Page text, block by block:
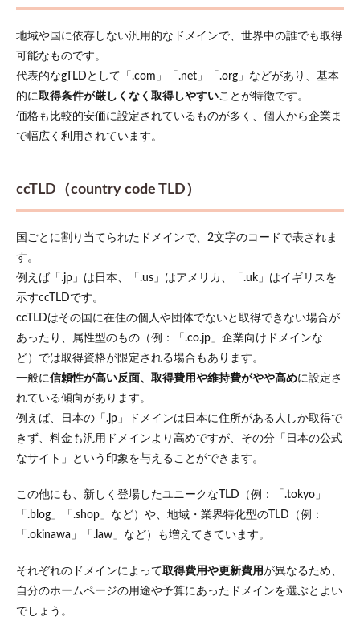
トで
契約
する
メリ
6
ロリ
ポッ
自ド
ンが
と無
料で
使え
7
ムー
ドメ
イン
連携
でさ
らに
便利
に
ムー
ムー
ドメ
い
て、
詳し
地域や国に依存しない汎用的なドメインで、世界中の誰でも取得
可能なものです。
代表的なgTLDとして「.com」「.net」「.org」などがあり、基本
的に取得条件が厳しくなく取得しやすいことが特徴です​。
価格も比較的安価に設定されているものが多く、個人から企業ま
で幅広く利用されています。
ccTLD（country code TLD ）
国ごとに割り当てられたドメインで、2文字のコードで表されま
す​。
例えば「.jp」は日本、「.us」はアメリカ、「.uk」はイギリスを
示すccTLDです。
ccTLDはその国に在住の個人や団体でないと取得できない場合が
あったり、属性型のもの（例：「.co.jp」企業向けドメインな
ど）では取得資格が限定される場合もあります。
一般に信頼性が高い反面、取得費用や維持費がやや高めに設定さ
れている傾向があります​。
例えば、日本の「.jp」ドメインは日本に住所がある人しか取得で
きず、料金も汎用ドメインより高めですが、その分「日本の公式
なサイト」という印象を与えることができます。
この他にも、新しく登場したユニークなTLD（例：「.tokyo」
「.blog」「.shop」など）や、地域・業界特化型のTLD（例：
「.okinawa」「.law」など）も増えてきています。
それぞれのドメインによって取得費用や更新費用が異なるため、
自分のホームページの用途や予算にあったドメインを選ぶとよい
でしょう。